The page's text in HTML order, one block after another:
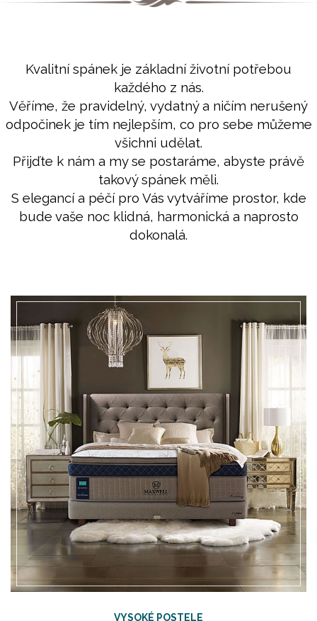
Kvalitní spánek je základní životní potřebou
každého z nás.
Věříme, že pravidelný, vydatný a ničím nerušený
odpočinek je tím nejlepším, co pro sebe můžeme
všichni udělat.
Přijďte k nám a my se postaráme, abyste právě
takový spánek měli.
S elegancí a péčí pro Vás vytváříme prostor, kde
bude vaše noc klidná, harmonická a naprosto
dokonalá.
VYSOKÉ POSTELE